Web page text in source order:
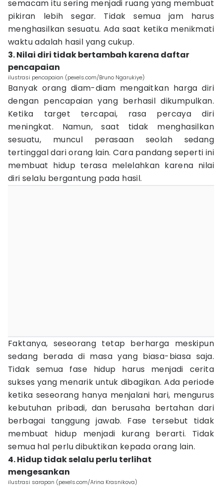
semacam itu sering menjadi ruang yang membuat
pikiran lebih segar. Tidak semua jam harus
menghasilkan sesuatu. Ada saat ketika menikmati
waktu adalah hasil yang cukup.
3. Nilai diri tidak bertambah karena daftar
pencapaian
ilustrasi pencapaian (pexels.com/Bruno Ngarukiye)
Banyak orang diam-diam mengaitkan harga diri
dengan pencapaian yang berhasil dikumpulkan.
Ketika target tercapai, rasa percaya diri
meningkat. Namun, saat tidak menghasilkan
sesuatu, muncul perasaan seolah sedang
tertinggal dari orang lain. Cara pandang seperti ini
membuat hidup terasa melelahkan karena nilai
diri selalu bergantung pada hasil.
Faktanya, seseorang tetap berharga meskipun
sedang berada di masa yang biasa-biasa saja.
Tidak semua fase hidup harus menjadi cerita
sukses yang menarik untuk dibagikan. Ada periode
ketika seseorang hanya menjalani hari, mengurus
kebutuhan pribadi, dan berusaha bertahan dari
berbagai tanggung jawab. Fase tersebut tidak
membuat hidup menjadi kurang berarti. Tidak
semua hal perlu dibuktikan kepada orang lain.
4. Hidup tidak selalu perlu terlihat
mengesankan
ilustrasi sarapan (pexels.com/Arina Krasnikova)